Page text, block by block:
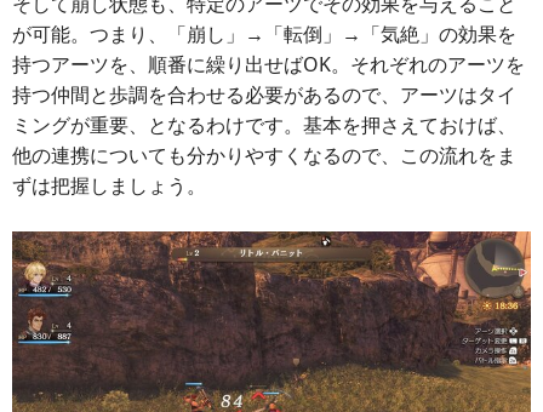
が可能。つまり、「崩し」→「転倒」→「気絶」の効果を
持つアーツを、順番に繰り出せばOK。それぞれのアーツを
持つ仲間と歩調を合わせる必要があるので、アーツはタイ
ミングが重要、となるわけです。基本を押さえておけば、
他の連携についても分かりやすくなるので、この流れをま
ずは把握しましょう。